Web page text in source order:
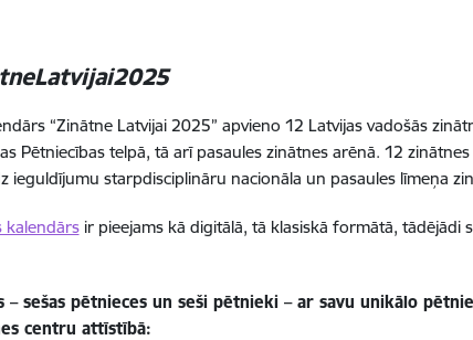
“Zinātne Latvijai 2025” apvieno 12 Latvijas vadošās
Pētniecības telpā, tā arī pasaules zinātnes arēnā. 12
ieguldījumu starpdisciplināru nacionāla un pasaules līmeņa
kalendārsir pieejams kā digitālā, tā klasiskā formātā, tādējādi
– sešas pētnieces un seši pētnieki – ar savu unikālo
centru attīstībā: